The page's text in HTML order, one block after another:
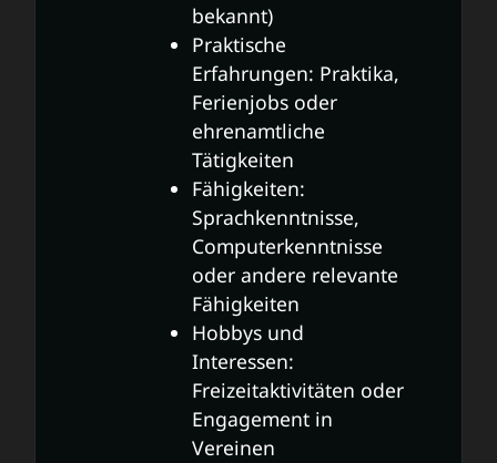
bekannt)
Praktische
Erfahrungen: Praktika,
Ferienjobs oder
ehrenamtliche
Tätigkeiten
Fähigkeiten:
Sprachkenntnisse,
Computerkenntnisse
oder andere relevante
Fähigkeiten
Hobbys und
Interessen:
Freizeitaktivitäten oder
Engagement in
Vereinen